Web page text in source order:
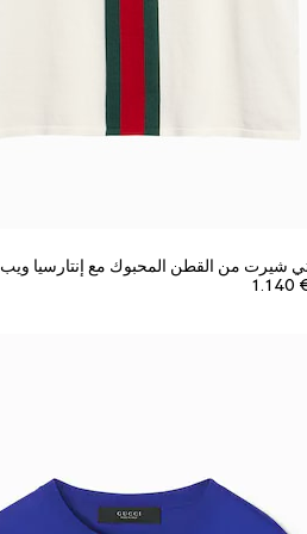
شيرت من القطن المحبوك مع إنتارسيا ويب
€